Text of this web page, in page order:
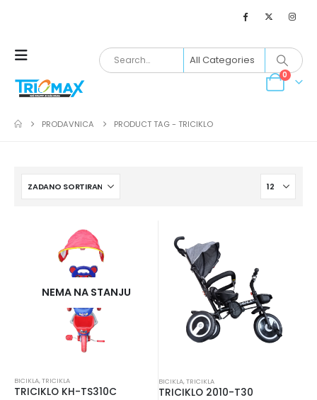
0
PRODAVNICA PRODUCT TAG -TRICIKLO
NEMA NA STANJU
BICIKLA,TRICIKLA
TRICIKLO KH-TS310C
BICIKLA,TRICIKLA
TRICIKLO 2010-T30